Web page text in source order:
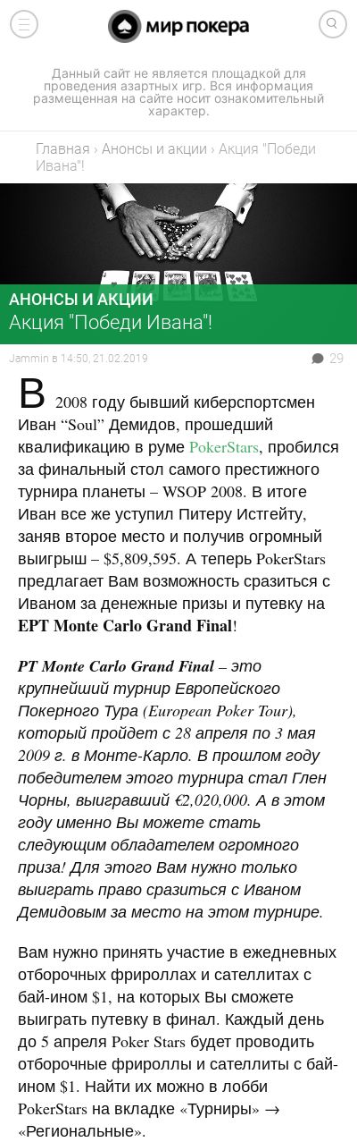
Данный сайт не является площадкой для
проведения азартных игр. Вся информация
размещенная на сайте носит ознакомительный
характер.
Главная › Анонсы и акции › Акция "Победи
Ивана"!
АНОНСЫ И АКЦИИ
Акция "Победи Ивана"!
Jammin в 14:50, 21.02.2019 29
В 2008 году бывший киберспортсмен
Иван “Soul” Демидов, прошедший
квалификацию в руме PokerStars, пробился
за финальный стол самого престижного
турнира планеты – WSOP 2008. В итоге
Иван все же уступил Питеру Истгейту,
заняв второе место и получив огромный
выигрыш – $5,809,595. А теперь PokerStars
предлагает Вам возможность сразиться с
Иваном за денежные призы и путевку на
EPTMonte Carlo Grand Final!
PT Monte Carlo Grand Final – это
крупнейший турнир Европейского
Покерного Тура (European Poker Tour),
который пройдет с 28 апреля по 3 мая
2009 г. в Монте-Карло. В прошлом году
победителем этого турнира стал Глен
Чорны, выигравший €2,020,000. А в этом
году именно Вы можете стать
следующим обладателем огромного
приза! Для этого Вам нужно только
выиграть право сразиться с Иваном
Демидовым за место на этом турнире.
Вам нужно принять участие в ежедневных
отборочных фрироллах и сателлитах с
бай-ином $1, на которых Вы сможете
выиграть путевку в финал. Каждый день
до 5 апреля Poker Stars будет проводить
отборочные фрироллы и сателлиты с бай-
ином $1. Найти их можно в лобби
PokerStars на вкладке «Турниры» →
«Региональные».